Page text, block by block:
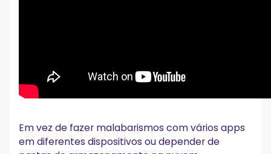
Em vez de fazer malabarismos com vários apps
em diferentes dispositivos ou depender de